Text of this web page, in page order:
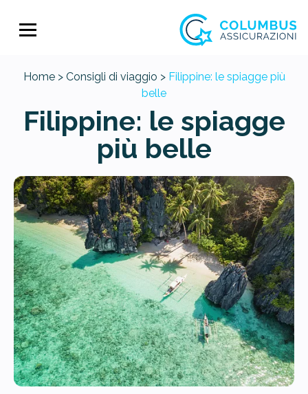
Home > Consigli di viaggio > Filippine: le spiagge più
belle
Filippine: le spiagge
più belle